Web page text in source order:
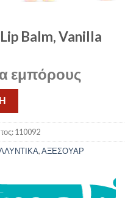
Balm, Vanilla
εμπόρους
110092
,ΑΞΕΣΟΥΑΡ